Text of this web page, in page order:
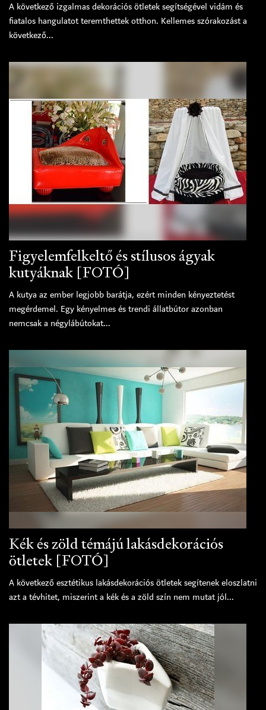
A következő izgalmas dekorációs ötletek segítségével vidám és
fiatalos hangulatot teremthettek otthon. Kellemes szórakozást a
következő...
Figyelemfelkeltő és stílusos ágyak
kutyáknak [FOTÓ]
A kutya az ember legjobb barátja, ezért minden kényeztetést
megérdemel. Egy kényelmes és trendi állatbútor azonban
nemcsak a négylábútokat...
Kék és zöld témájú lakásdekorációs
ötletek [FOTÓ]
A következő esztétikus lakásdekorációs ötletek segítenek eloszlatni
azt a tévhitet, miszerint a kék és a zöld szín nem mutat jól...